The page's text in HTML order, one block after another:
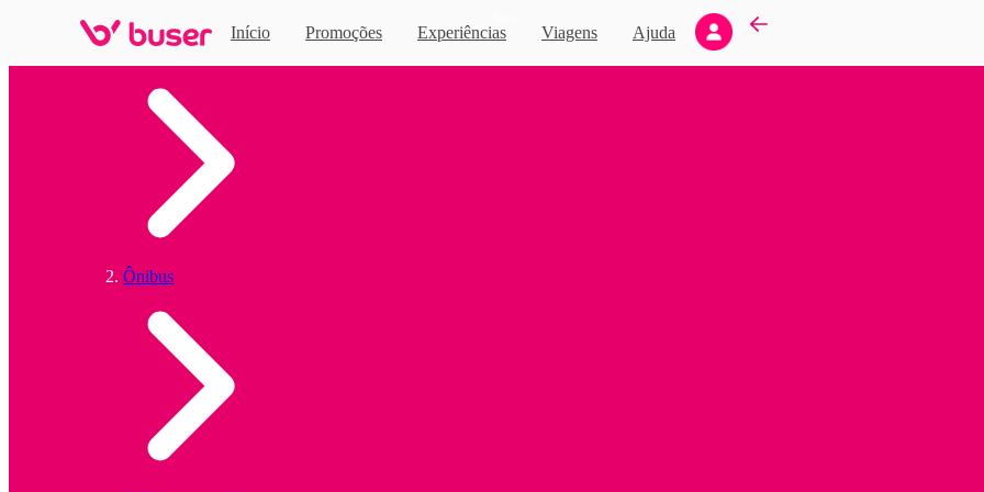
Início Promoções Experiências Viagens Ajuda
Ônibus